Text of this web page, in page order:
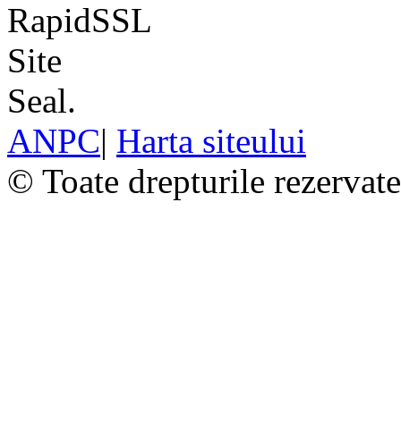
ANPC| Harta siteului
© Toate drepturile